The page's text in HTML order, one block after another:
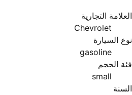
العلامة التجارية
Chevrolet
نوع السيارة
gasoline
فئة الحجم
small
السنة